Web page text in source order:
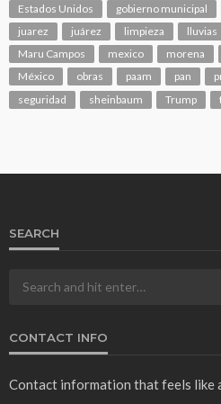
Estados Unidos
gobierno municipal
juarez
juárez limpieza lluvias
Maru Campos
mexico morena
México
obras paam pan
seguridad
sheinbaum Trump
SEARCH
CONTACT INFO
Contact information that feels like